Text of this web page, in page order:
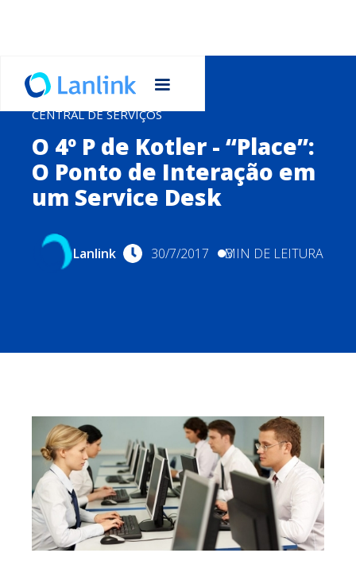
CENTRAL DE SERVIÇOS
O 4º P de Kotler - “Place”:
O Ponto de Interação em
um Service Desk
Lanlink 30/7/2017 3
MIN DE LEITURA